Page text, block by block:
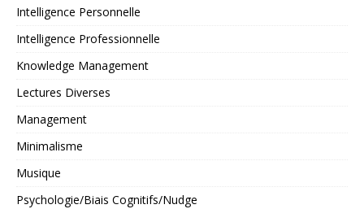
Intelligence Personnelle
Intelligence Professionnelle
Knowledge Management
Lectures Diverses
Management
Minimalisme
Musique
Psychologie/Biais Cognitifs/Nudge